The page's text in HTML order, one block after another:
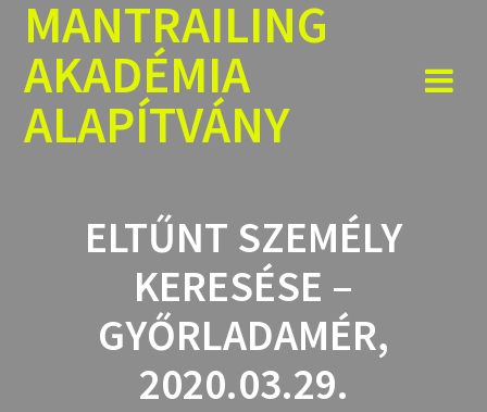
Skip
to
MANTRAILING
AKADÉMIA
ALAPÍTVÁNY
ELTŰNT SZEMÉLY
KERESÉSE –
GYŐRLADAMÉR,
2020.03.29.